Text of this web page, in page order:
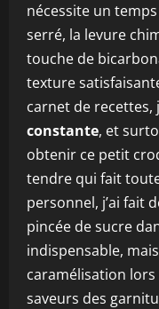
nécessite un
serré, la levure
touche de
texture
carnet de recettes,
constante, et
obtenir ce petit
tendre qui fait
personnel, j’ai fait
pincée de sucre
indispensable,
caramélisation lors
saveurs des